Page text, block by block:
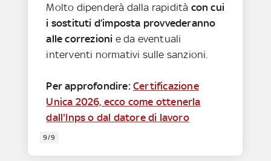
Molto dipenderà dalla rapidità con cui
i sostituti d’imposta provvederanno
alle correzioni e da eventuali
interventi normativi sulle sanzioni.
Per approfondire:Certificazione
Unica 2026, ecco come ottenerla
dall'Inps o dal datore di lavoro
9/9